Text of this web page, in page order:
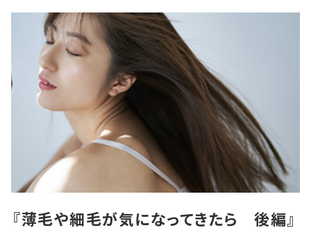
『薄毛や細毛が気になってきたら 後編』